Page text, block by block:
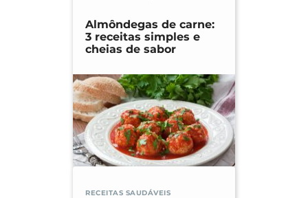
Almôndegas de carne:
3 receitas simples e
cheias de sabor
RECEITAS SAUDÁVEIS